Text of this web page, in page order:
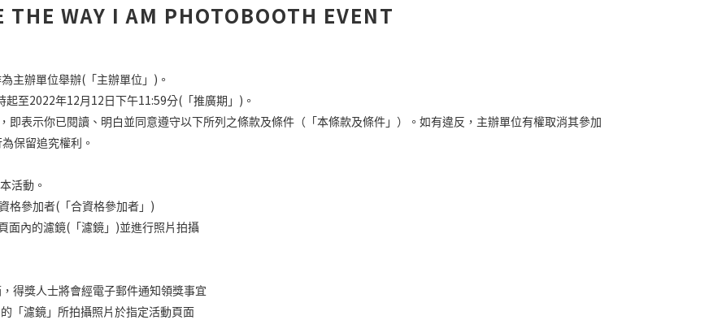
THE WAY I AM PHOTOBOOTH EVENT
主辦單位舉辦( 「主辦單位」 ) 。
起至2022年12月 12 日下午11:59分( 「推廣期」 ) 。
即表示你已閱讀、明白並同意遵守以下所列之條款及條件（「本條款及條件」）。如有違反，主辦單位有權取消其參加
保留追究權利。
活動。
格參加者( 「合資格參加者」 )
面內的濾鏡( 「濾鏡」 )並進行照片拍攝
得獎人士將會經電子郵件通知領獎事宜
「濾鏡」所拍攝照片於指定活動頁面